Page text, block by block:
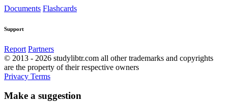
Documents Flashcards
Support
Report Partners
© 2013 - 2026 studylibtr.com all other trademarks and copyrights
are the property of their respective owners
Privacy Terms
Make a suggestion